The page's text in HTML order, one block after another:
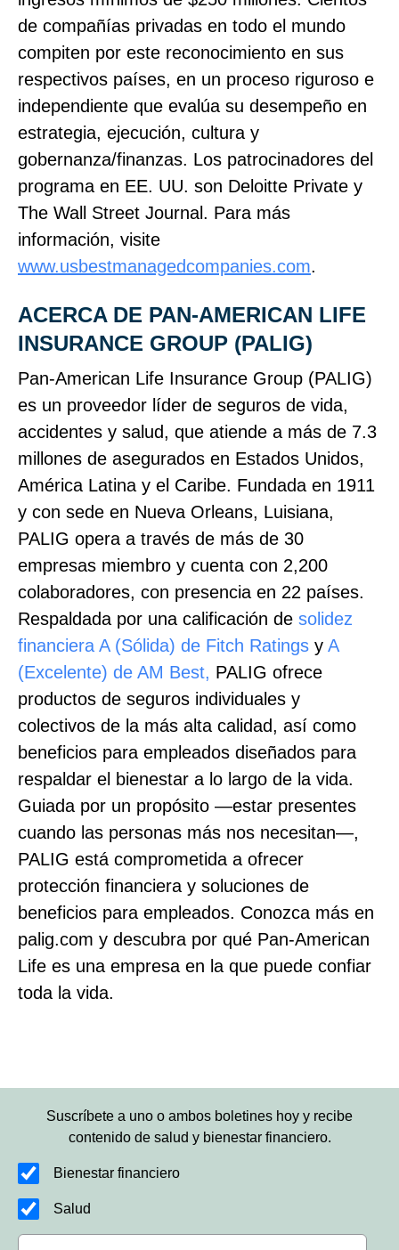
de compañías privadas en todo el mundo
compiten por este reconocimiento en sus
respectivos países, en un proceso riguroso e
independiente que evalúa su desempeño en
estrategia, ejecución, cultura y
gobernanza/finanzas. Los patrocinadores del
programa en EE. UU. son Deloitte Private y
The Wall Street Journal. Para más
información, visite
www.usbestmanagedcompanies.com.
ACERCA DE PAN‑AMERICAN LIFE
INSURANCE GROUP (PALIG)
Pan‑American Life Insurance Group (PALIG)
es un proveedor líder de seguros de vida,
accidentes y salud, que atiende a más de 7.3
millones de asegurados en Estados Unidos,
América Latina y el Caribe. Fundada en 1911
y con sede en Nueva Orleans, Luisiana,
PALIG opera a través de más de 30
empresas miembro y cuenta con 2,200
colaboradores, con presencia en 22 países.
Respaldada por una calificación de solidez
financiera A (Sólida) de Fitch Ratings y A
(Excelente) de AM Best, PALIG ofrece
productos de seguros individuales y
colectivos de la más alta calidad, así como
beneficios para empleados diseñados para
respaldar el bienestar a lo largo de la vida.
Guiada por un propósito —estar presentes
cuando las personas más nos necesitan—,
PALIG está comprometida a ofrecer
protección financiera y soluciones de
beneficios para empleados. Conozca más en
palig.com y descubra por qué Pan‑American
Life es una empresa en la que puede confiar
toda la vida.
Suscríbete a uno o ambos boletines hoy y recibe
contenido de salud y bienestar financiero.
Bienestar financiero
Salud